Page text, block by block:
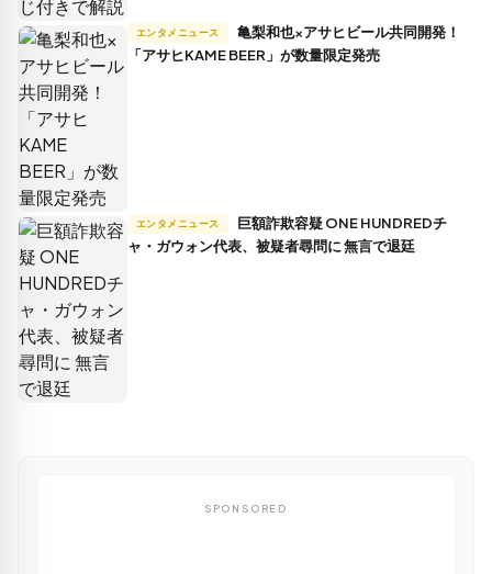
エンタメニュース
「アサヒKAME BEER」が数量限定発売
エンタメニュース
ャ・ガウォン代表、被疑者尋問に 無言で退廷
SPONSORED